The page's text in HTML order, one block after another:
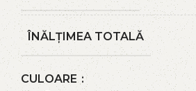
ÎNĂLȚIMEA TOTALĂ
CULOARE